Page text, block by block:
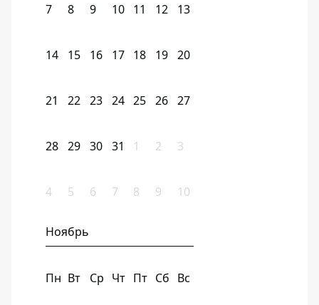
7 8 9 10 11 12 13
14 15 16 17 18 19 20
21 22 23 24 25 26 27
28 29 30 31 1 2 3
4 5 6 7 8 9 10
Ноябрь
Пн Вт Ср Чт Пт Сб Вс